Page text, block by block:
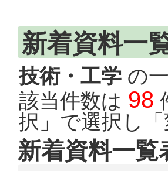
新着資料一
技術・工学 の
該当件数は 98
択」で選択し
新着資料一覧